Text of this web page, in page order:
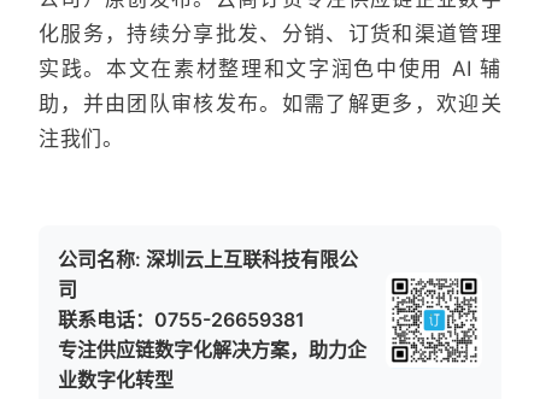
化服务，持续分享批发、分销、订货和渠道管理
实践。本文在素材整理和文字润色中使用 AI 辅
助，并由团队审核发布。如需了解更多，欢迎关
注我们。
公司名称: 深圳云上互联科技有限公
司
联系电话：0755-26659381
专注供应链数字化解决方案，助力企
业数字化转型